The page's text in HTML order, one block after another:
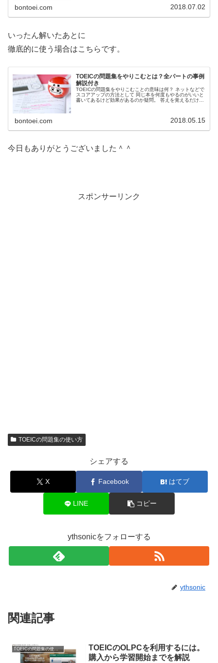
いかを解説します。 初心者の方は必見です。
bontoei.com 2018.07.02
いったん解いたあとに
徹底的に使う場合はこちらです。
TOEICの問題集をやりこむとは？全パートの事例
解説付き
TOEICの問題集をやりこむことの意味は何？ ネットなどで
スコアアップの方法として 同じ本を何度もやるのがいいと
書いてあるけど効果があるのか疑問。 答えを覚えるだけだ
bontoei.com 2018.05.15
今日もありがとうございました＾＾
スポンサーリンク
TOEICの問題集の使い方
シェアする
X Facebook はてブ
LINE コピー
ythsonicをフォローする
ythsonic
関連記事
TOEICの問題集の使い方
TOEICのOLPCを利用するには。
購入から学習開始までを解説